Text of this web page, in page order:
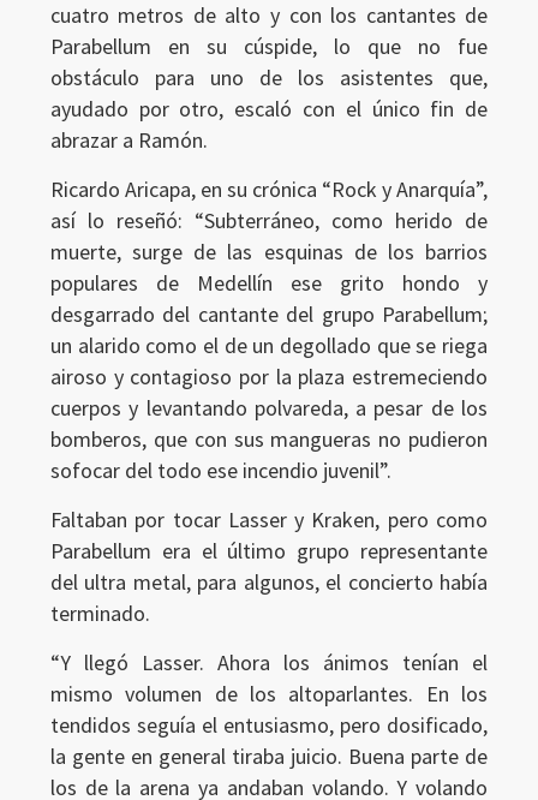
cuatro metros de alto y con los cantantes de
Parabellum en su cúspide, lo que no fue
obstáculo para uno de los asistentes que,
ayudado por otro, escaló con el único fin de
abrazar a Ramón.
Ricardo Aricapa, en su crónica “Rock y Anarquía”,
así lo reseñó: “Subterráneo, como herido de
muerte, surge de las esquinas de los barrios
populares de Medellín ese grito hondo y
desgarrado del cantante del grupo Parabellum;
un alarido como el de un degollado que se riega
airoso y contagioso por la plaza estremeciendo
cuerpos y levantando polvareda, a pesar de los
bomberos, que con sus mangueras no pudieron
sofocar del todo ese incendio juvenil”.
Faltaban por tocar Lasser y Kraken, pero como
Parabellum era el último grupo representante
del ultra metal, para algunos, el concierto había
terminado.
“Y llegó Lasser. Ahora los ánimos tenían el
mismo volumen de los altoparlantes. En los
tendidos seguía el entusiasmo, pero dosificado,
la gente en general tiraba juicio. Buena parte de
los de la arena ya andaban volando. Y volando